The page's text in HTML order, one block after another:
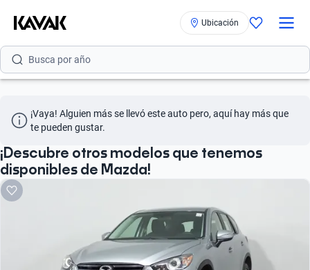
Ubicación
Busca por versión
Busca por año
Busca por modelo
Busca por versión
Busca por año
¡Vaya! Alguien más se llevó este auto pero, aquí hay más que
te pueden gustar.
¡Descubre otros modelos que tenemos
disponibles de Mazda!